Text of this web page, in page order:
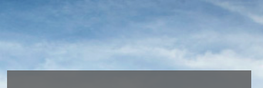
We are using cookies to give you the best experience on our
website.
You can find out more about which cookies we are using or